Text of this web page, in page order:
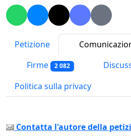
Petizione
Firme 2 082
Politica sulla privacy
Contatta l'autore della